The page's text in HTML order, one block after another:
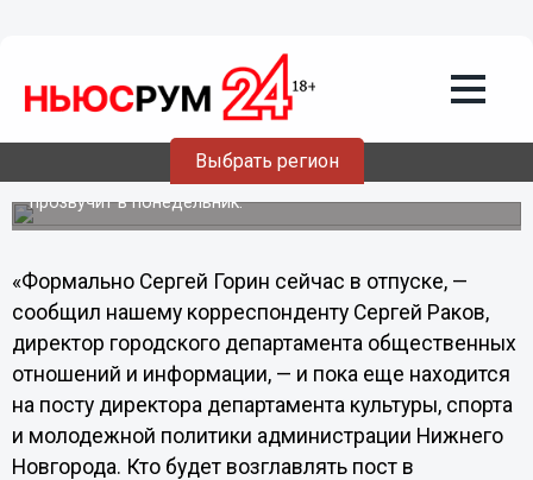
Выбрать регион
Кто возглавит департамент культуры,
спорта и молодежной политики
Нижнего Новгорода, пока неизвестно
Официальный комментарий Олега Кондрашова
прозвучит в понедельник.
«Формально Сергей Горин сейчас в отпуске, —
сообщил нашему корреспонденту Сергей Раков,
директор городского департамента общественных
отношений и информации, — и пока еще находится
на посту директора департамента культуры, спорта
и молодежной политики администрации Нижнего
Новгорода. Кто будет возглавлять пост в